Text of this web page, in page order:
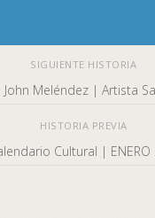
SIGUIENTE HISTORIA
John Meléndez | Artista
HISTORIA PREVIA
Cultural | ENERO